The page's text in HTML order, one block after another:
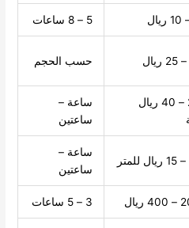
5 – 8 ساعات
حسب الحجم
من 20 – 40 ريال
ساعة –
ساعتين
ساعة –
ساعتين
3 – 5 ساعات